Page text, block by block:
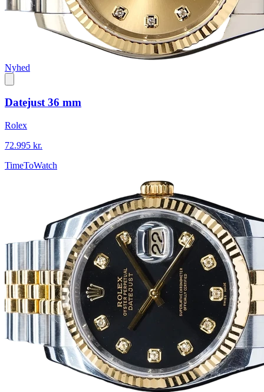
Nyhed
Datejust 36 mm
Rolex
72.995 kr.
TimeToWatch